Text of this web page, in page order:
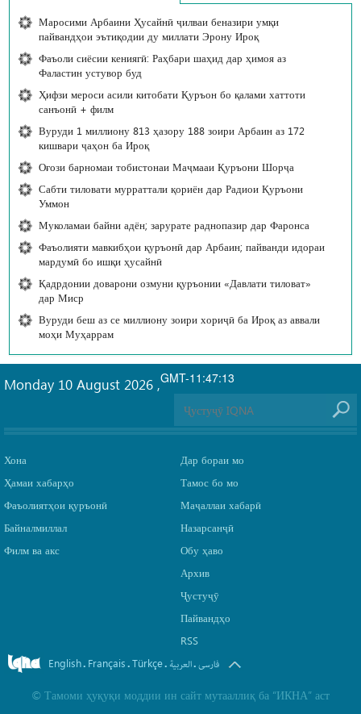
Маросими Арбаини Ҳусайнӣ ҷилваи беназири умқи
пайвандҳои эътиқодии ду миллати Эрону Ироқ
Фаъоли сиёсии кениягӣ: Раҳбари шаҳид дар ҳимоя аз
Фаластин устувор буд
Ҳифзи мероси асили китобати Қуръон бо қалами хаттоти
санъонӣ + филм
Вуруди 1 миллиону 813 ҳазору 188 зоири Арбаин аз 172
кишвари ҷаҳон ба Ироқ
Оғози барномаи тобистонаи Маҷмааи Қуръони Шорҷа
Сабти тиловати мурраттали қориён дар Радиои Қуръони
Уммон
Муколамаи байни адён; зарурате раднопазир дар Фаронса
Фаъолияти мавкибҳои қуръонӣ дар Арбаин; пайванди идораи
мардумӣ бо ишқи ҳусайнӣ
Қадрдонии доварони озмуни қуръонии «Давлати тиловат»
дар Миср
Вуруди беш аз се миллиону зоири хориҷӣ ба Ироқ аз аввали
моҳи Муҳаррам
GMT-11:47:13
Monday 10 August 2026 ,
Хона
Ҳамаи хабарҳо
Фаъолиятҳои қуръонӣ
Байналмиллал
Филм ва акс
Дар бораи мо
Тамос бо мо
Маҷаллаи хабарӣ
Назарсанҷӣ
Обу ҳаво
Архив
Ҷустуҷӯ
Пайвандҳо
RSS
English. Français.Türkçe. العربیة.فارسی
© Тамоми ҳуқуқи моддии ин сайт мутааллиқ ба “ИКНА” аст